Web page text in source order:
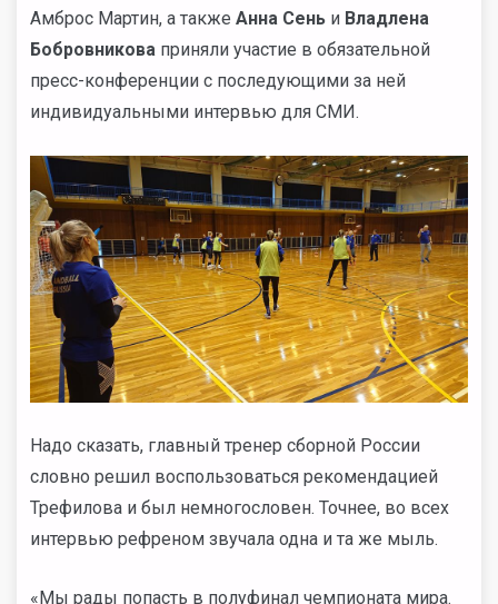
Амброс Мартин, а также Анна Сень и Владлена
Бобровникова приняли участие в обязательной
пресс-конференции с последующими за ней
индивидуальными интервью для СМИ.
Надо сказать, главный тренер сборной России
словно решил воспользоваться рекомендацией
Трефилова и был немногословен. Точнее, во всех
интервью рефреном звучала одна и та же мыль.
«Мы рады попасть в полуфинал чемпионата мира.